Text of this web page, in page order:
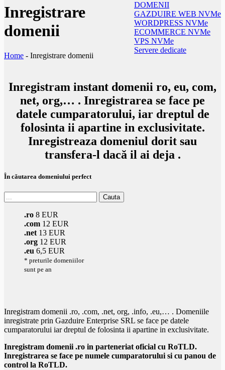
DOMENII
GAZDUIRE WEB NVMe
WORDPRESS NVMe
ECOMMERCE NVMe
VPS NVMe
Servere dedicate
Inregistrare
domenii
Home - Inregistrare domenii
Inregistram instant domenii ro, eu, com,
net, org,… . Inregistrarea se face pe
datele cumparatorului, iar dreptul de
folosinta ii apartine in exclusivitate.
Inregistreaza domeniul dorit sau
transfera-l dacă il ai deja .
În căutarea domeniului perfect
.ro 8 EUR
.com 12 EUR
.net 13 EUR
.org 12 EUR
.eu 6,5 EUR
* preturile domeniilor
sunt pe an
Inregistram domenii .ro, .com, .net, org, .info, .eu,… . Domeniile
inregistrate prin Gazduire Enterprise SRL se face pe datele
cumparatorului iar dreptul de folosinta ii apartine in exclusivitate.
Inregistram domenii .ro in parteneriat oficial cu RoTLD.
Inregistrarea se face pe numele cumparatorului si cu panou de
control la RoTLD.